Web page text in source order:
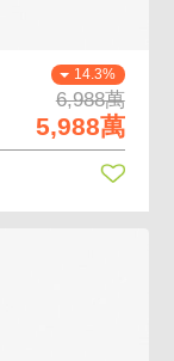
14.3%
6,988萬
5,988萬